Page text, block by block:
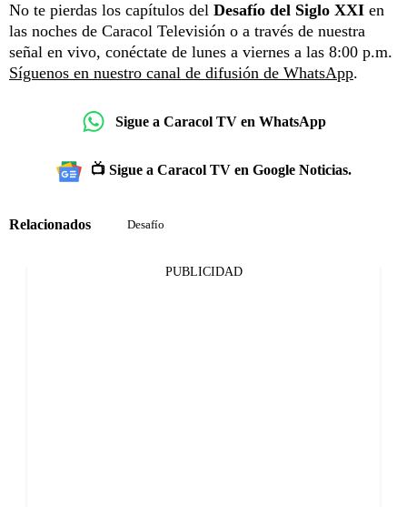
No te pierdas los capítulos del Desafío del Siglo XXI en
las noches de Caracol Televisión o a través de nuestra
señal en vivo, conéctate de lunes a viernes a las 8:00 p.m.
Síguenos en nuestro canal de difusión de WhatsApp.
Sigue a Caracol TV en WhatsApp
📺 Sigue a Caracol TV en Google Noticias.
Relacionados Desafío
PUBLICIDAD